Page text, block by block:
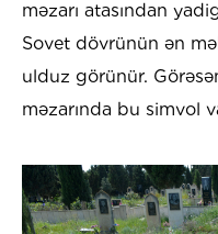
məzarı atasından
Sovet dövrünün ən
ulduz görünür.
məzarında bu simvol